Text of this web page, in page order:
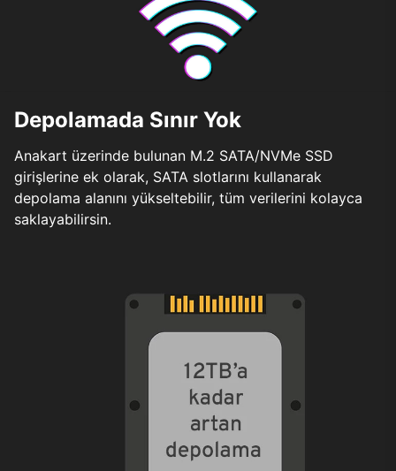
Depolamada Sınır Yok
Anakart üzerinde bulunan M.2 SATA/NVMe SSD
girişlerine ek olarak, SATA slotlarını kullanarak
depolama alanını yükseltebilir, tüm verilerini kolayca
saklayabilirsin.